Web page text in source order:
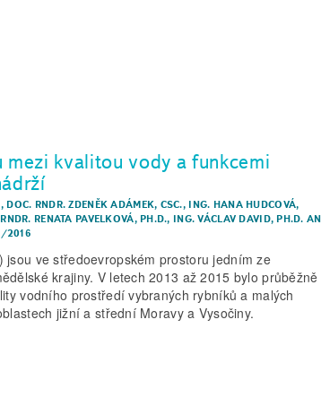
mezi kvalitou vody a funkcemi
, DOC. RNDR. ZDENĚK ADÁMEK, CSC., ING. HANA HUDCOVÁ,
RNDR. RENATA PAVELKOVÁ, PH.D., ING. VÁCLAV DAVID, PH.D.
2016
jsou ve středoevropském prostoru jedním ze
krajiny. V letech 2013 až 2015 bylo průběžně
vodního prostředí vybraných rybníků a malých
jižní a střední Moravy a Vysočiny.